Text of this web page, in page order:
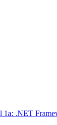
1a: .NET